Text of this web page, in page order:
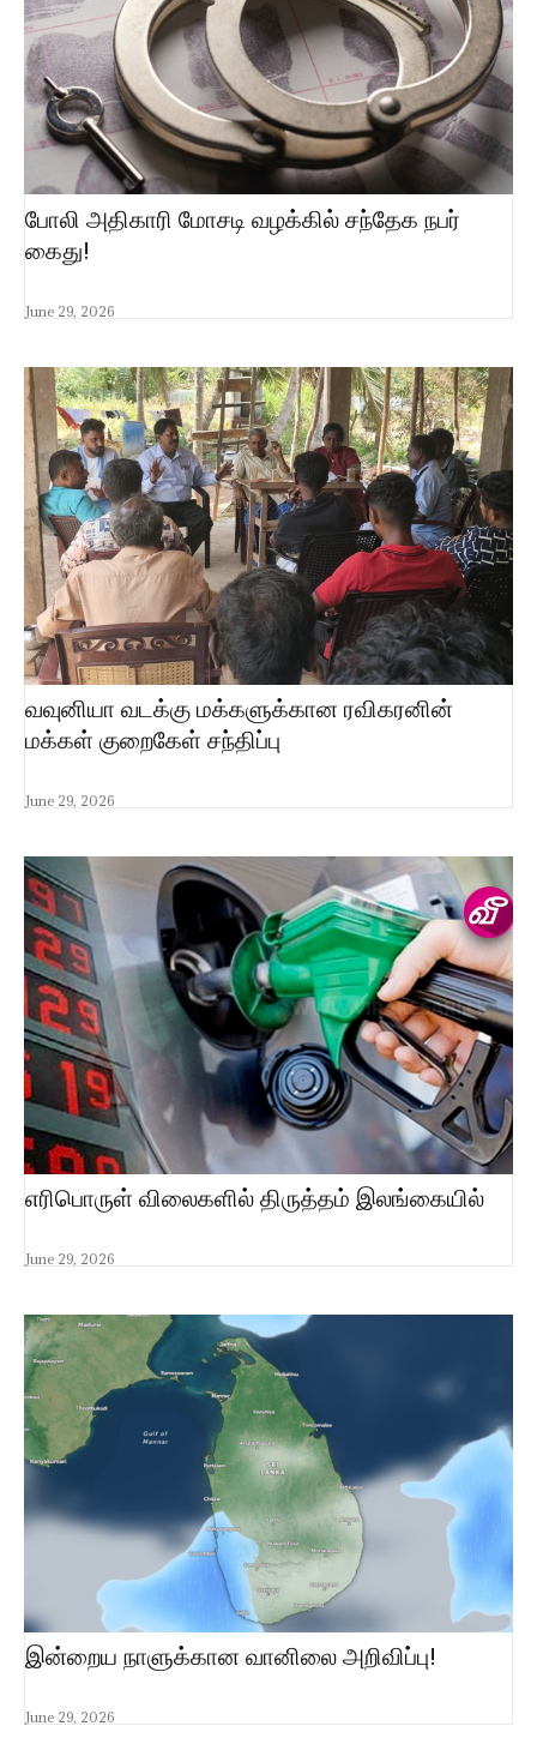
போலி அதிகாரி மோசடி வழக்கில் சந்தேக நபர்
கைது!
June 29, 2026
வவுனியா வடக்கு மக்களுக்கான ரவிகரனின்
மக்கள் குறைகேள் சந்திப்பு
June 29, 2026
எரிபொருள் விலைகளில் திருத்தம் இலங்கையில்
June 29, 2026
இன்றைய நாளுக்கான வானிலை அறிவிப்பு!
June 29, 2026